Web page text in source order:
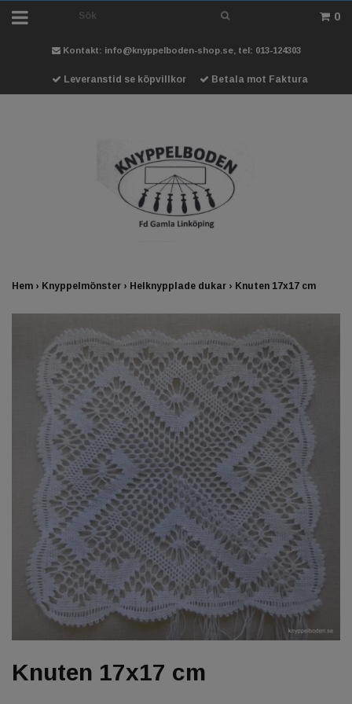
0
Kontakt: info@knyppelboden-shop.se, tel: 013-124303
Leveranstid se köpvillkor Betala mot Faktura
Hem › Knyppelmönster › Helknypplade dukar › Knuten 17x17 cm
Knuten 17x17 cm